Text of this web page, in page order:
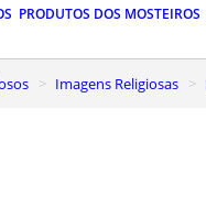
PRODUTOS DOS MOSTEIROS
Imagens Religiosas